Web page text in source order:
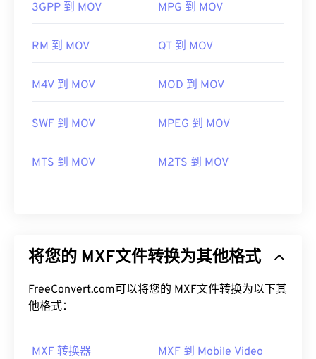
3GPP 到 MOV MPG 到 MOV
RM 到 MOV QT 到 MOV
M4V 到 MOV MOD 到 MOV
SWF 到 MOV MPEG 到 MOV
MTS 到 MOV M2TS 到 MOV
将您的 MXF文件转换为其他格式
FreeConvert.com可以将您的 MXF文件转换为以下其
他格式：
MXF 转换器 MXF 到 Mobile Video